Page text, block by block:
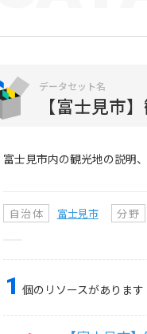
データセット名
【富士見市
富士見市内の観光地の説明
自治体 富士見市 分野
1 個のリソースがあります